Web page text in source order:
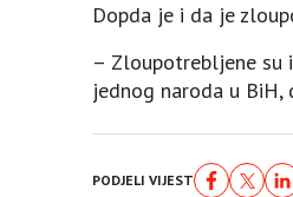
Dopda je i da je
– Zloupotrebljene su
jednog naroda u
PODJELI VIJEST